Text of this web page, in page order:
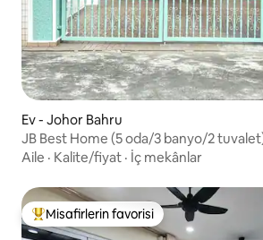
Ev - Johor Bahru
JB Best Home (5 oda/3 banyo/2
Aile · Kalite/fiyat · İç mekânlar
Misafirlerin favorilerinden en
Misafirlerin favorisi